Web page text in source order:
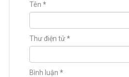
Tên *
Thư điện tử*
Bình luận *